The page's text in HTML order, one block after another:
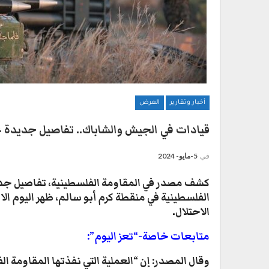
أخبار وتقارير العرض
قيادات في الجيش والشاباك.. تفاصيل
في 5-مايو- 2024
كشف مصدر في المقاومة الفلسطينية، تفاصيل
الاحتلال.
متابعات خاصة-“تعز اليوم”:
وقال المصدر: إن “العملية التي نفذتها